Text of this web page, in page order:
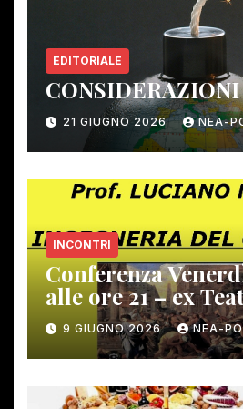
EDITORIALE
CONSIDERAZIONI
21 GIUGNO 2026 NEA-
INCONTRI
Conferenza
alle ore 21 – ex
Gambassi Terme –
9 GIUGNO 2026 NEA-